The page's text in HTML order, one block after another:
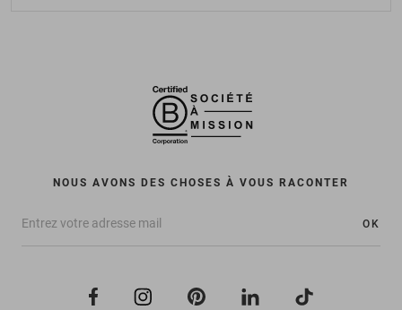
NOUS AVONS DES CHOSES À VOUS RACONTER
OK